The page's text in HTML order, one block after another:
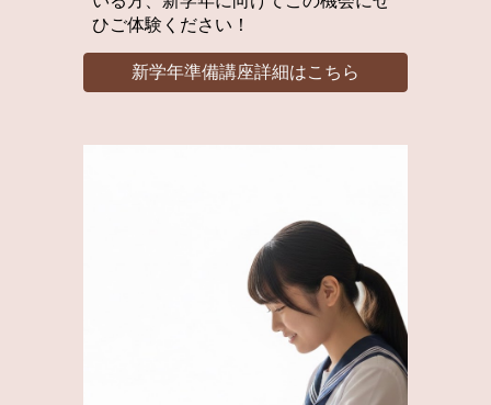
ひご体験ください！
新学年準備講座詳細はこちら